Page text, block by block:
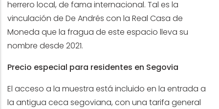
herrero local, de fama internacional. Tal es la
vinculación de De Andrés con la Real Casa de
Moneda que la fragua de este espacio lleva su
nombre desde 2021.
Precio especial para residentes en Segovia
El acceso a la muestra está incluido en la entrada a
la antigua ceca segoviana, con una tarifa general